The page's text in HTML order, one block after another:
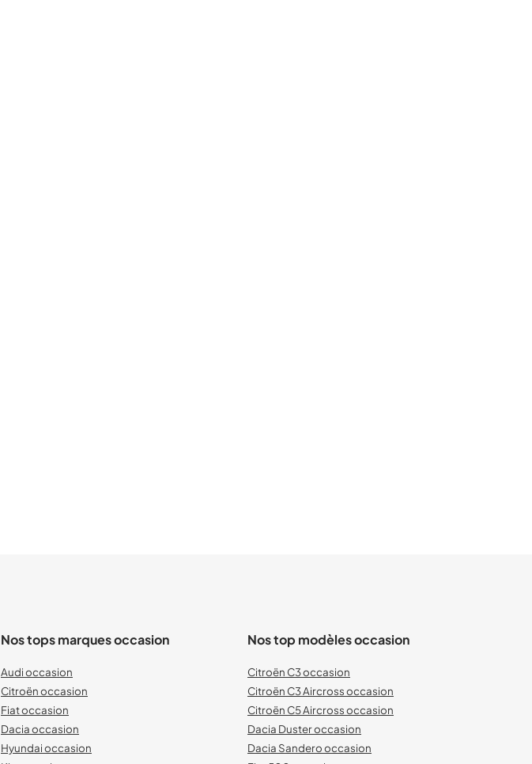
Nos tops marques occasion
Audi occasion
Citroën occasion
Fiat occasion
Dacia occasion
Hyundai occasion
Nos top modèles occasion
Citroën C3 occasion
Citroën C3 Aircross occasion
Citroën C5 Aircross occasion
Dacia Duster occasion
Dacia Sandero occasion